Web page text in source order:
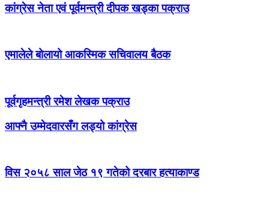
कांग्रेस नेता एवं पूर्वमन्त्री दीपक खड्का पक्राउ
एमालेले बोलायो आकस्मिक सचिवालय बैठक
पूर्वगृहमन्त्री रमेश लेखक पक्राउ
आफ्नै उम्मेदवारसँग लड्यो कांग्रेस
विस २०५८ साल जेठ १९ गतेको दरबार हत्याकाण्ड